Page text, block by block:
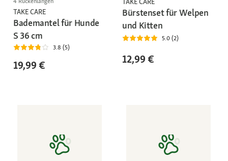
TAKE CARE
Bademantel für Hunde
S 36 cm
3.8 (5)
19,99 €
Bürstenset für Welpen
und Kitten
5.0 (2)
12,99 €